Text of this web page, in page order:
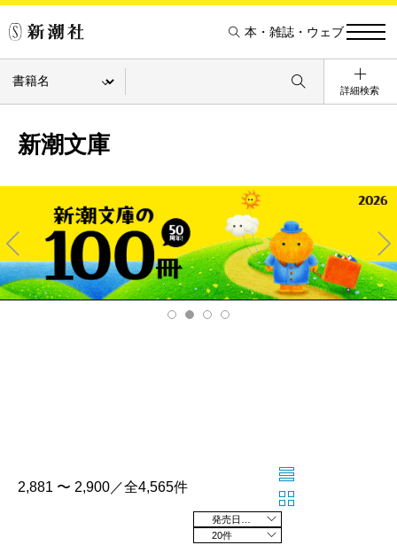
本・雑誌・ウェブ
詳細検索
新潮文庫
Pre
v
Ne
xt
2,881 〜 2,900／全4,565件
20件